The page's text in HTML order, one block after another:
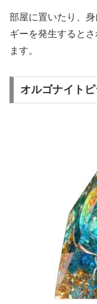
部屋に置いたり、
ギーを発生すると
ます。
オルゴナイト